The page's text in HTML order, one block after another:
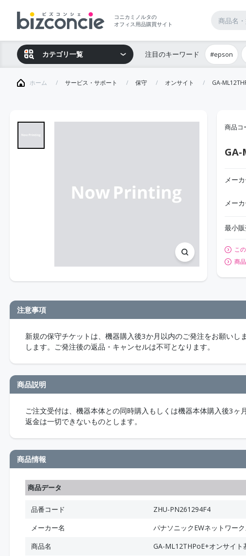
コニカミノルタの
オフィス用品購買サイト
カテゴリ一覧 注目のキーワード #epson
ホーム サービス・サポート 保守 オンサイト GA-
商品コ
GA-
メー
メー
最小
こ
商
注意事項
新規の保守チケットは、機器購入後3か月以内のご発注をお願い
します。ご発注後の返品・キャンセルは不可となります。
商品説明
ご注文受付は、機器本体との同時購入もしくは機器本体購入後3
返金は一切できないものとします。
商品情報
商品データ
品番コード
ZHU-PN261294F4
メーカー名
パナソニックEWネットワーク
商品名
GA-ML12THPoE+オンサイト